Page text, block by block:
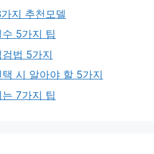
지 추천모델
5가지 팁
법 5가지
시 알아야 할 5가지
7가지 팁